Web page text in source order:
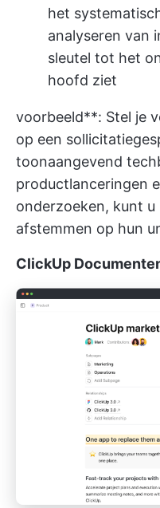
het
analyseren van
sleutel tot het
hoofd ziet
voorbeeld**: Stel je
op een
toonaangevend
productlanceringen
onderzoeken, kunt u
afstemmen op hun
ClickUp